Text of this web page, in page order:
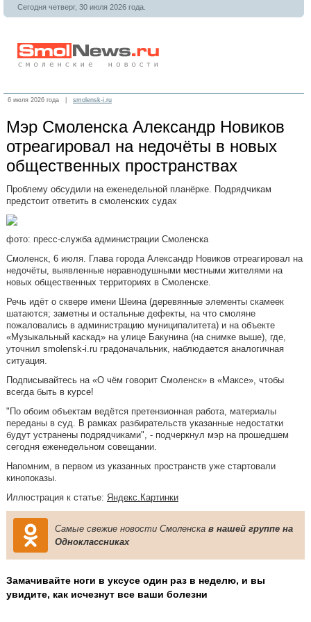
Сегодня четверг, 30 июля 2026 года.
6 июля 2026 года | smolensk-i.ru
Мэр Смоленска Александр Новиков
отреагировал на недочёты в новых
общественных пространствах
Проблему обсудили на еженедельной планёрке. Подрядчикам
предстоит ответить в смоленских судах
фото: пресс-служба администрации Смоленска
Смоленск, 6 июля. Глава города Александр Новиков отреагировал на
недочёты, выявленные неравнодушными местными жителями на
новых общественных территориях в Смоленске.
Речь идёт о сквере имени Шеина (деревянные элементы скамеек
шатаются; заметны и остальные дефекты, на что смоляне
пожаловались в администрацию муниципалитета) и на объекте
«Музыкальный каскад» на улице Бакунина (на снимке выше), где,
уточнил smolensk-i.ru градоначальник, наблюдается аналогичная
ситуация.
Подписывайтесь на «О чём говорит Смоленск» в «Максе», чтобы
всегда быть в курсе!
"По обоим объектам ведётся претензионная работа, материалы
переданы в суд. В рамках разбирательств указанные недостатки
будут устранены подрядчиками", - подчеркнул мэр на прошедшем
сегодня еженедельном совещании.
Напомним, в первом из указанных пространств уже стартовали
кинопоказы.
Иллюстрация к статье: Яндекс.Картинки
Самые свежие новости Смоленска в нашей группе на
Одноклассниках
Замачивайте ноги в уксусе один раз в неделю, и вы
увидите, как исчезнут все ваши болезни